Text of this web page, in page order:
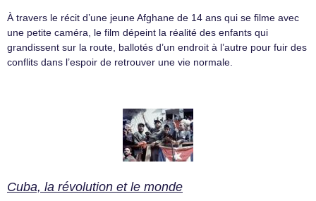
À travers le récit d’une jeune Afghane de 14 ans qui se filme avec
une petite caméra, le film dépeint la réalité des enfants qui
grandissent sur la route, ballotés d’un endroit à l’autre pour fuir des
conflits dans l’espoir de retrouver une vie normale.
Cuba, la révolution et le monde